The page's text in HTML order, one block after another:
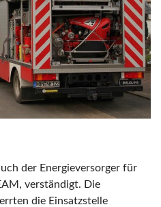
der Energieversorger für
verständigt. Die
die Einsatzstelle